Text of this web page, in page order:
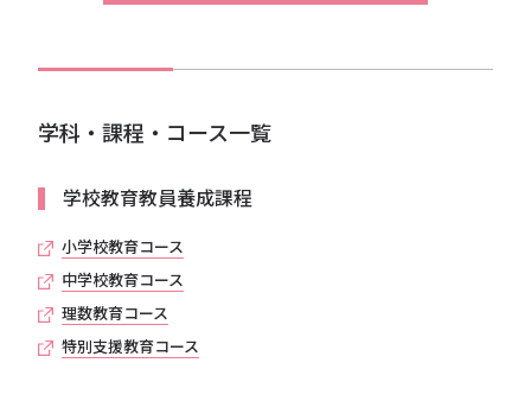
学科・課程・コース一覧
学校教育教員養成課程
小学校教育コース
中学校教育コース
理数教育コース
特別支援教育コース